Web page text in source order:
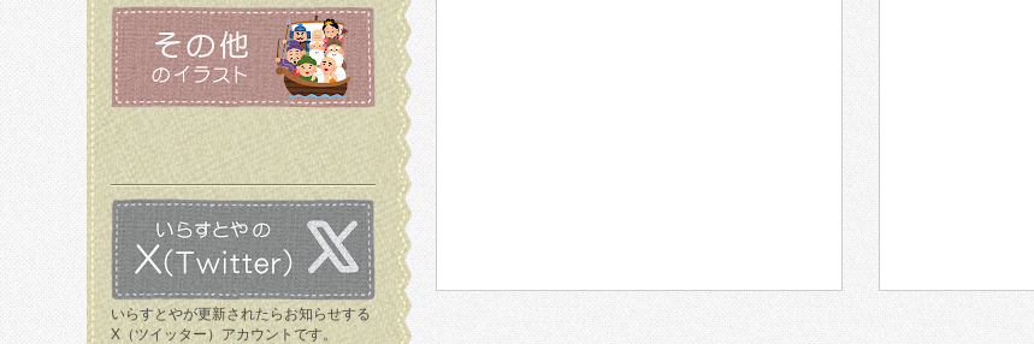
いらすとやが更新されたらお知らせする
X（ツイッター）アカウントです。